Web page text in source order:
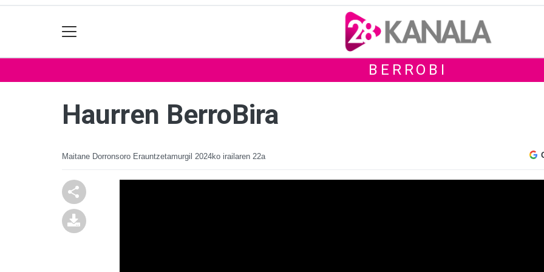
BERROBI
Haurren BerroBira
Maitane Dorronsoro Erauntzetamurgil 2024ko irailaren 22a